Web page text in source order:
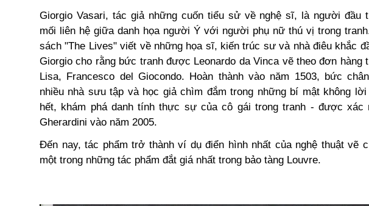
Giorgio Vasari, tác giả những cuốn tiểu sử về nghệ sĩ, là người đầu
mối liên hệ giữa danh họa người Ý với người phụ nữ thú vị trong
sách "The Lives" viết về những họa sĩ, kiến trúc sư và nhà điêu khắc
Giorgio cho rằng bức tranh được Leonardo da Vinca vẽ theo đơn hàng
Lisa, Francesco del Giocondo. Hoàn thành vào năm 1503, bức
nhiều nhà sưu tập và học giả chìm đắm trong những bí mật không
hết, khám phá danh tính thực sự của cô gái trong tranh - được xác
Gherardini vào năm 2005.
Đến nay, tác phẩm trở thành ví dụ điển hình nhất của nghệ thuật vẽ
một trong những tác phẩm đắt giá nhất trong bảo tàng Louvre.